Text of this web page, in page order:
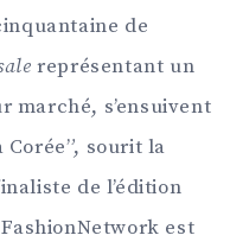
de
représentant un
marché, s’ensuivent
sourit la
de l’édition
est